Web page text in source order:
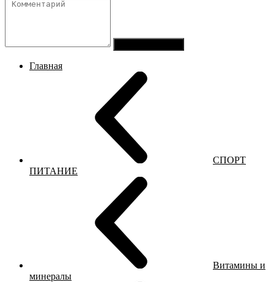
Главная
СПОРТ
ПИТАНИЕ
Витамины и
минералы